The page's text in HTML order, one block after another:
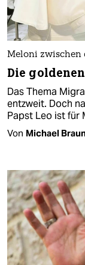
Meloni zwischen
Die
Das Thema
entzweit. Doch
Papst Leo ist für
Von Michael